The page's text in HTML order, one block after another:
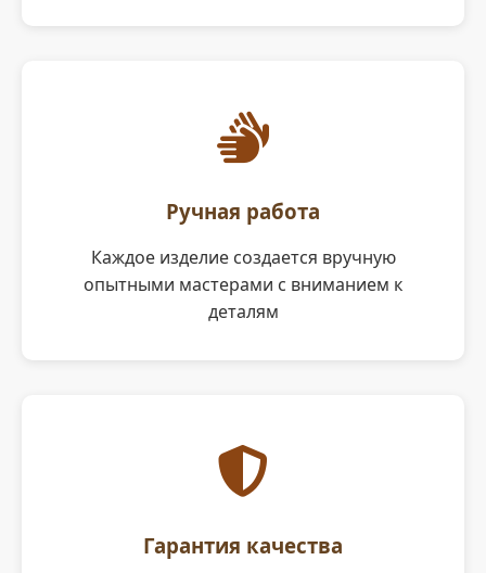
Ручная работа
Каждое изделие создается вручную
опытными мастерами с вниманием к
деталям
Гарантия качества